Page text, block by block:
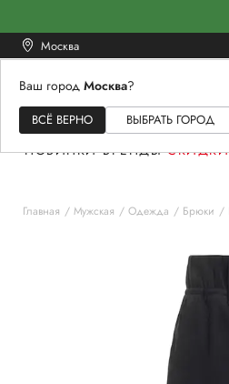
Москва
Ваш город Москва?
ВСЁ ВЕРНО ВЫБРАТЬ ГОРОД
ЖЕНСКОЕМУЖСКОЕ
НОВИНКИ БРЕНДЫ СКИДКИ
Главная Мужская Одежда Брюки